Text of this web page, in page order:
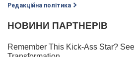
Редакційна політика